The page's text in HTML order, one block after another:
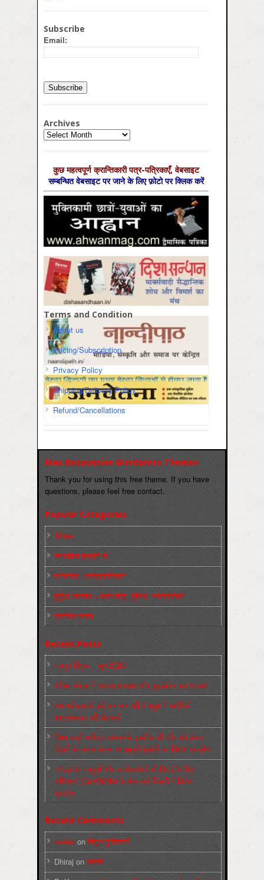
Subscribe
Email:
Archives
Archives
कुछ महत्‍वपूर्ण क्रान्तिकारी पत्र-पत्रिकाएँ, वेबसाइट
सम्‍बन्धित वेबसाइट पर जाने के लिए फ़ोटो पर क्लिक करें
Terms and Condition
About us
Pricing/Subscription
Privacy Policy
Shipping/Delivery Policy
Refund/Cancellations
Max Responsive Wordpress Themse
Thank you for using this free theme. If you have
questions, please feel free contact.
Popular Categories
Slider
कारख़ाना इलाक़ों से
फ़ासीवाद / साम्‍प्रदायिकता
बुर्जुआ जनवाद – दमन तंत्र, पुलिस, न्‍यायपालिका
संघर्षरत जनता
Recent Posts
मज़दूर बिगुल – जून 2026
पश्चिम बंगाल में भाजपा सरकार और बुलडोज़र का आतंक!
अमानवीयता की हदें पार कर रही है क्यूबा में अमेरिकी
साम्राज्यवाद की घेराबन्दी
शिक्षा मंत्री धर्मेन्द्र प्रधान के इस्तीफ़े की माँग को लेकर
दिल्ली के जन्तर-मन्तर पर छात्रों-युवाओं का विरोध प्रदर्शन
‘नोएडा के मज़दूरों और कार्यकर्ताओं की रिहाई के लिए
अभियान’ (CaRWAN) के बैनर तले दिल्ली में विरोध
प्रदर्शन
Recent Comments
sneha on बिगुल पुस्तिकाएँ
Dhiraj on सम्पर्क